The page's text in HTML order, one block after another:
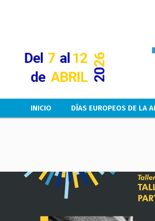
Main navigation
INICIO DÍAS EUROPEOS DE LA